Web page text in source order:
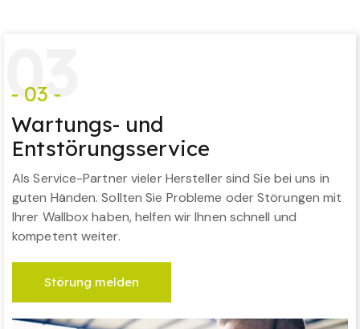
03
- 03 -
Wartungs- und
Entstörungsservice
Als Service-Partner vieler Hersteller sind Sie bei uns in
guten Händen. Sollten Sie Probleme oder Störungen mit
Ihrer Wallbox haben, helfen wir Ihnen schnell und
kompetent weiter.
Störung melden